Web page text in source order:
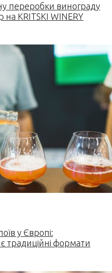
переробки винограду
KRITSKI WINERY
у Європі:
традиційні формати